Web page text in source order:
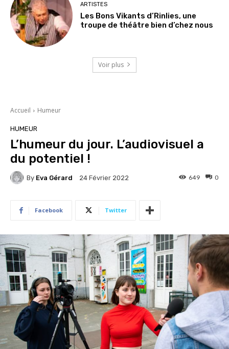
ARTISTES
Les Bons Vikants d’Rinlies, une
troupe de théâtre bien d’chez nous
Voir plus